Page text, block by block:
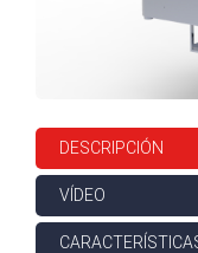
DESCRIPCIÓN
VÍDEO